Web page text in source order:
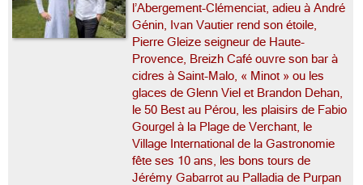
l’Abergement-Clémenciat, adieu à André
Génin, Ivan Vautier rend son étoile,
Pierre Gleize seigneur de Haute-
Provence, Breizh Café ouvre son bar à
cidres à Saint-Malo, « Minot » ou les
glaces de Glenn Viel et Brandon Dehan,
le 50 Best au Pérou, les plaisirs de Fabio
Gourgel à la Plage de Verchant, le
Village International de la Gastronomie
fête ses 10 ans, les bons tours de
Jérémy Gabarrot au Palladia de Purpan